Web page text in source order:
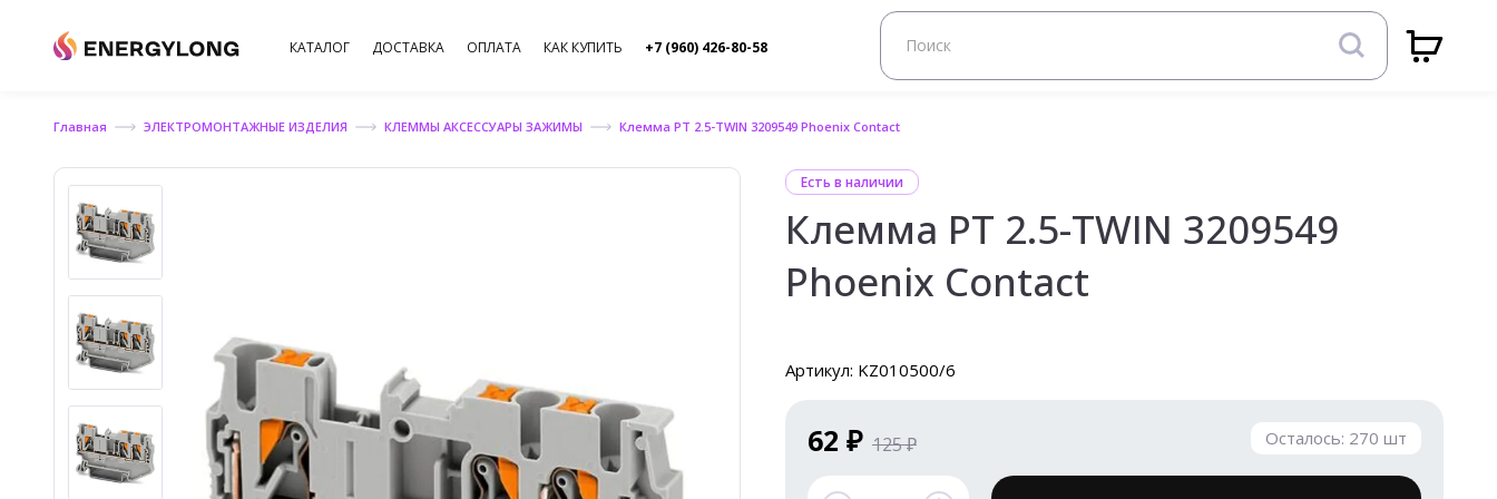
КАТАЛОГ ДОСТАВКА ОПЛАТА КАК КУПИТЬ +7 (960) 426-80-58
Главная ЭЛЕКТРОМОНТАЖНЫЕ ИЗДЕЛИЯ КЛЕММЫ АКСЕССУАРЫ ЗАЖИМЫ Клемма PT 2.5-TWIN 3209549 Phoenix Contact
Есть в наличии
Клемма PT 2.5-TWIN 3209549
Phoenix Contact
Артикул: KZ010500/6
62 ₽ 125 ₽ Осталось: 270 шт